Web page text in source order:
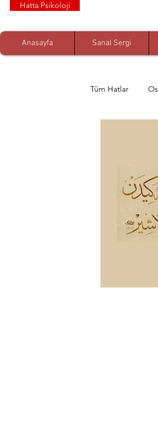
Hatta Psikoloji
Anasayfa Sanal Sergi
Tüm Hatlar
Hz.